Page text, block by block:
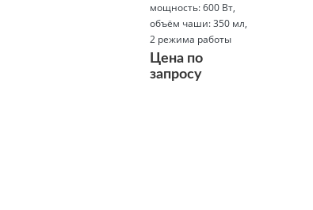
мощность: 600 Вт,
объём чаши: 350 мл,
2 режима работы
Цена по
запросу